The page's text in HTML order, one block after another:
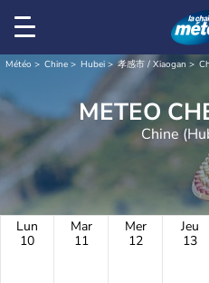
Météo Chine Hubei 孝感市 / Xiaogan
Chine
Lun
10
Mar
11
Mer
12
Jeu
13